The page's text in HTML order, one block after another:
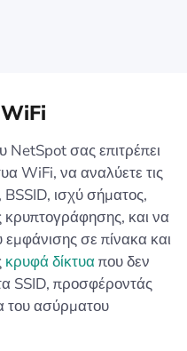
NetSpot σας επιτρέπει
WiFi, να αναλύετε τις
, BSSID, ισχύ σήματος,
κρυπτογράφησης, και να
σε πίνακα και
κρυφά δίκτυαπου δεν
SSID, προσφέροντάς
του ασύρματου